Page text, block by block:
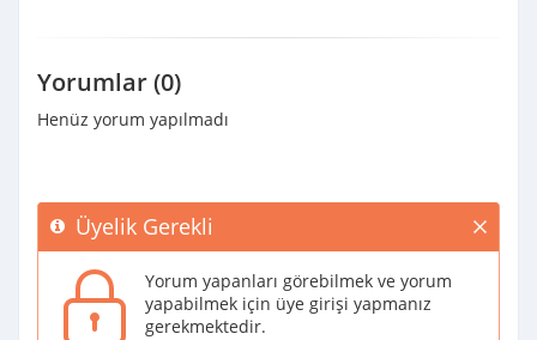
Yorumlar (0)
Henüz yorum yapılmadı
Üyelik Gerekli
Yorum yapanları görebilmek ve yorum
yapabilmek için üye girişi yapmanız
gerekmektedir.